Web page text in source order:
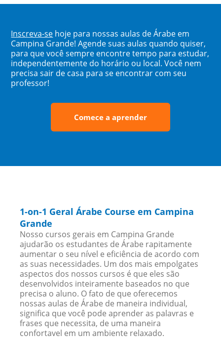
Inscreva-se hoje para nossas aulas de Árabe em
Campina Grande! Agende suas aulas quando quiser,
para que você sempre encontre tempo para estudar,
independentemente do horário ou local. Você nem
precisa sair de casa para se encontrar com seu
professor!
Comece a aprender
1-on-1 Geral Árabe Course em Campina
Grande
Nosso cursos gerais em Campina Grande
ajudarão os estudantes de Árabe rapitamente
aumentar o seu nível e eficiência de acordo com
as suas necessidades. Um dos mais empolgates
aspectos dos nossos cursos é que eles são
desenvolvidos inteiramente baseados no que
precisa o aluno. O fato de que oferecemos
nossas aulas de Árabe de maneira individual,
significa que você pode aprender as palavras e
frases que necessita, de uma maneira
confortavel em um ambiente relaxado.